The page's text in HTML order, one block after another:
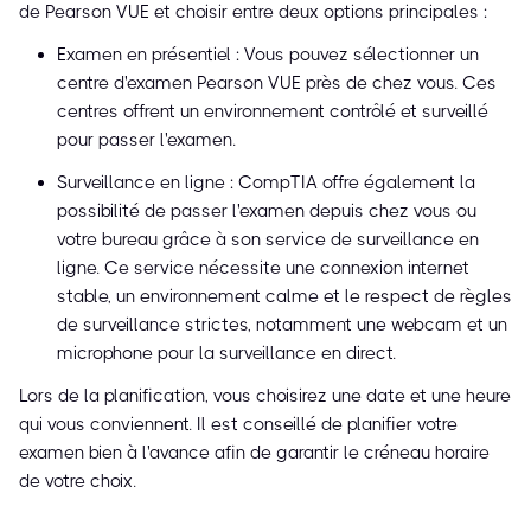
de Pearson VUE et choisir entre deux options principales :
Examen en présentiel : Vous pouvez sélectionner un
centre d'examen Pearson VUE près de chez vous. Ces
centres offrent un environnement contrôlé et surveillé
pour passer l'examen.
Surveillance en ligne : CompTIA offre également la
possibilité de passer l'examen depuis chez vous ou
votre bureau grâce à son service de surveillance en
ligne. Ce service nécessite une connexion internet
stable, un environnement calme et le respect de règles
de surveillance strictes, notamment une webcam et un
microphone pour la surveillance en direct.
Lors de la planification, vous choisirez une date et une heure
qui vous conviennent. Il est conseillé de planifier votre
examen bien à l'avance afin de garantir le créneau horaire
de votre choix.